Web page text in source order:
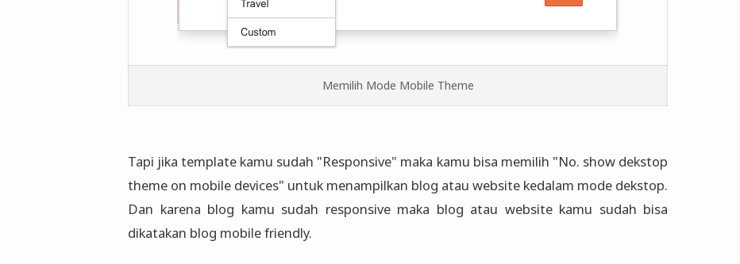
Memilih Mode Mobile Theme
Tapi jika template kamu sudah "Responsive" maka kamu bisa memilih "No. show dekstop
theme on mobile devices" untuk menampilkan blog atau website kedalam mode dekstop.
Dan karena blog kamu sudah responsive maka blog atau website kamu sudah bisa
dikatakan blog mobile friendly.